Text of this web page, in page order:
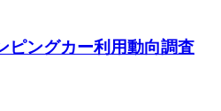
ピングカー利用動向調査